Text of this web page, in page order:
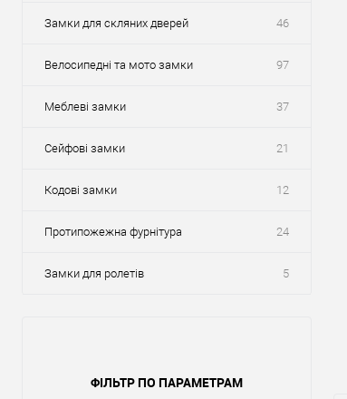
Замки для скляних дверей 46
Велосипедні та мото замки 97
Меблеві замки 37
Сейфові замки 21
Кодові замки 12
Протипожежна фурнітура 24
Замки для ролетів 5
ФІЛЬТР ПО ПАРАМЕТРАМ